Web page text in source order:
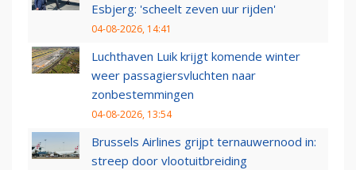
Esbjerg: 'scheelt zeven uur rijden'
04-08-2026, 14:41
Luchthaven Luik krijgt komende winter
weer passagiersvluchten naar
zonbestemmingen
04-08-2026, 13:54
Brussels Airlines grijpt ternauwernood in:
streep door vlootuitbreiding